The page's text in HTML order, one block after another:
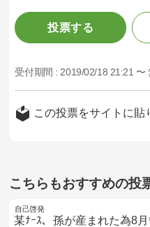
投票する
受付期間 : 2019/02/18 21:21 〜
この投票をサイトに貼
こちらもおすすめの投
自己啓発
某ﾅｰｽ、孫が産まれた為8